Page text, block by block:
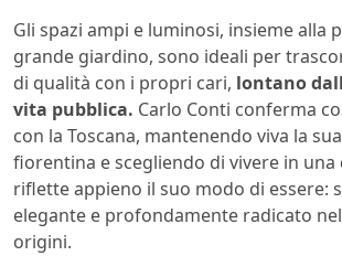
Gli spazi ampi e luminosi, insieme alla
grande giardino, sono ideali per
di qualità con i propri cari, lontano
vita pubblica. Carlo Conti conferma
con la Toscana, mantenendo viva la
fiorentina e scegliendo di vivere in una
riflette appieno il suo modo di essere:
elegante e profondamente radicato
origini.